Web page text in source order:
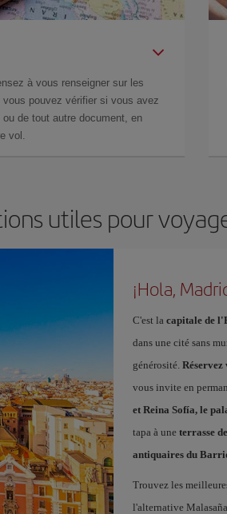
à vous renseigner sur les
pouvez vérifier si vous avez
ou de tout autre document, en
vol.
utiles pour
¡Hola,
C'est la capitale de
dans une cité sans
générosité.
vous invite en
et Reina Sofía, le
tapa à une terrasse
antiquaires du
Trouvez les
l'alternative